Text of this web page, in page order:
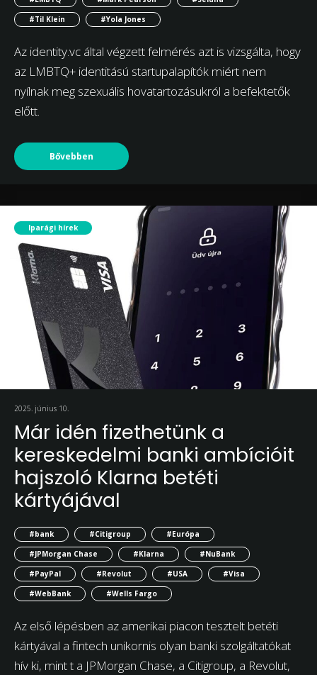
#Til Klein
#Yola Jones
Az identity.vc által végzett felmérés azt is vizsgálta, hogy
az LMBTQ+ identitású startupalapítók miért nem
nyílnak meg szexuális hovatartozásukról a befektetők
előtt.
Bővebben
Iparági hírek
2025. június 10.
Már idén fizethetünk a
kereskedelmi banki ambícióit
hajszoló Klarna betéti
kártyájával
#bank #Citigroup
#Európa
#JPMorgan Chase
#Klarna
#NuBank
#PayPal
#Revolut #USA
#Visa
#WebBank
#Wells Fargo
Az első lépésben az amerikai piacon tesztelt betéti
kártyával a fintech unikornis olyan banki szolgáltatókat
hív ki, mint t a JPMorgan Chase, a Citigroup, a Revolut,